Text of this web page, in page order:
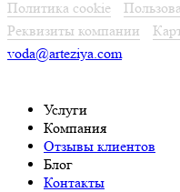
Политика cookie
Реквизиты компании
voda@arteziya.com
Услуги
Компания
Отзывы клиентов
Блог
Контакты